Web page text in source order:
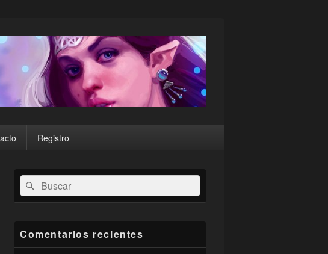
Registro
El
área
de
lateral
primaria
Buscar
por:
Buscar
Comentarios recientes